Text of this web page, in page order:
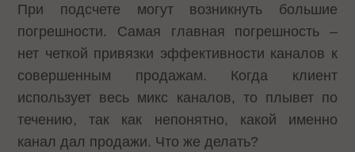
При подсчете могут возникнуть большие
погрешности. Самая главная погрешность –
нет четкой привязки эффективности каналов к
совершенным продажам. Когда клиент
использует весь микс каналов, то плывет по
течению, так как непонятно, какой именно
канал дал продажи. Что же делать?